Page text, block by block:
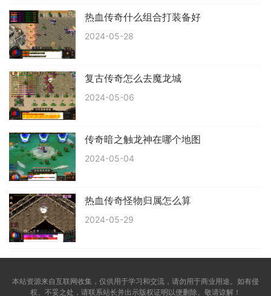
热血传奇什么组合打装备好
2024-05-28
复古传奇怎么去魔龙城
2024-05-06
传奇暗之触龙神在哪个地图
2024-05-04
热血传奇怪物归属怎么算
2024-05-29
本站资源来自互联网收集，仅供用于学习和交流，请勿用于商业用途。如有侵
权、不妥之处，请联系站长并出示版权证明以便删除。敬请谅解！